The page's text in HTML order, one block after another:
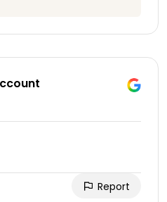
Report